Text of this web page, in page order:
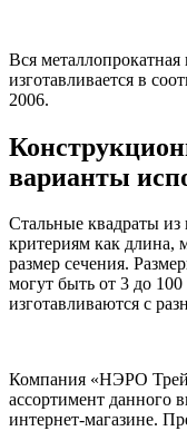
Вся
изготавливается в
2006.
варианты
Стальные квадраты из
критериям как длина,
размер сечения.
могут быть от 3 до
изготавливаются с
Компания «НЭРО
ассортимент данного
интернет-магазине.